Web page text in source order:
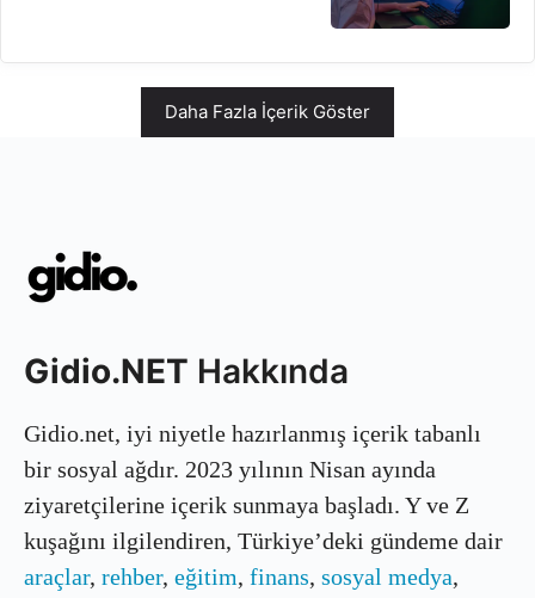
Daha Fazla İçerik Göster
Gidio.NET Hakkında
Gidio.net, iyi niyetle hazırlanmış içerik tabanlı
bir sosyal ağdır. 2023 yılının Nisan ayında
ziyaretçilerine içerik sunmaya başladı. Y ve Z
kuşağını ilgilendiren, Türkiye’deki gündeme dair
araçlar, rehber, eğitim, finans, sosyal medya,